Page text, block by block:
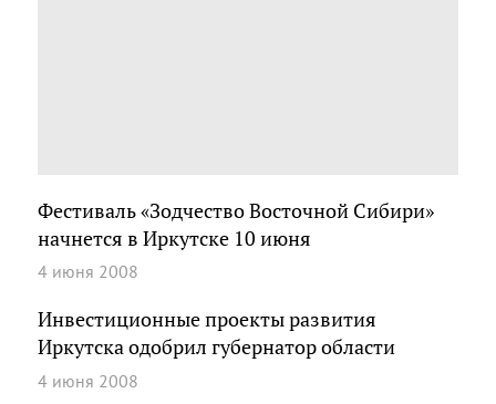
Фестиваль «Зодчество Восточной Сибири»
начнется в Иркутске 10 июня
4 июня 2008
Инвестиционные проекты развития
Иркутска одобрил губернатор области
4 июня 2008